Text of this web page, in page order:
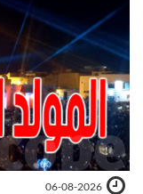
06-08-2026